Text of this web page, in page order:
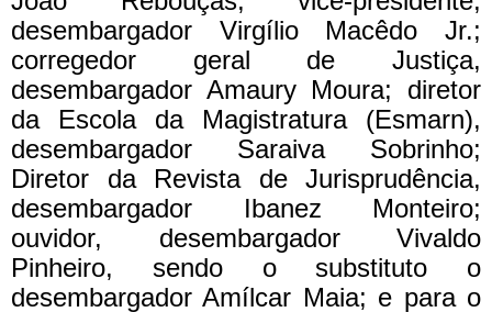
desembargador Virgílio Macêdo Jr.;
corregedor geral de Justiça,
desembargador Amaury Moura; diretor
da Escola da Magistratura (Esmarn),
desembargador Saraiva Sobrinho;
Diretor da Revista de Jurisprudência,
desembargador Ibanez Monteiro;
ouvidor, desembargador Vivaldo
Pinheiro, sendo o substituto o
desembargador Amílcar Maia; e para o